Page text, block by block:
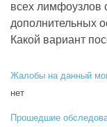
всех лимфоузлов
дополнительных
Какой вариант
Жалобы на данный
нет
Прошедшие